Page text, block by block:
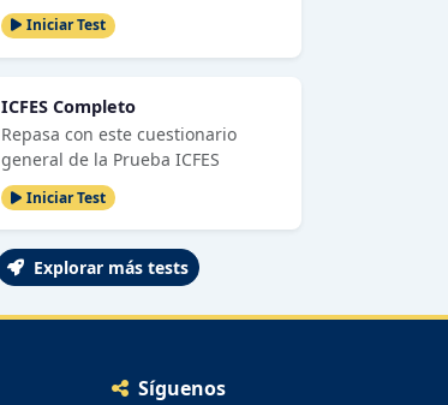
Iniciar Test
ICFES Completo
Repasa con este cuestionario
general de la Prueba ICFES
Iniciar Test
Explorar más tests
Síguenos